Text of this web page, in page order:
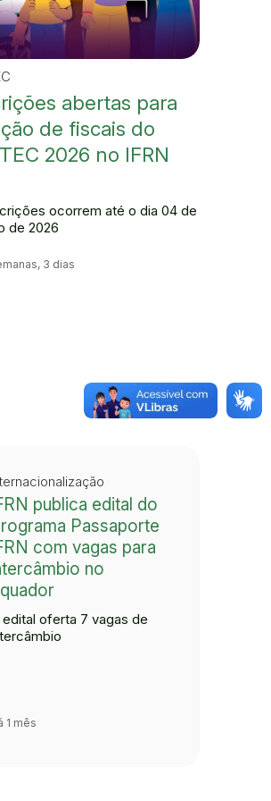
abertas para
de fiscais do
2026 no IFRN
ocorrem até o dia 04 de
de 2026
3 dias
publica edital do
Passaporte
com vagas para
no
edital oferta 7 vagas de
1 mês